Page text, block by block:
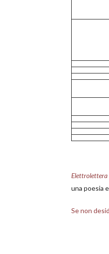
Elettrolettera
una poesia
Se non